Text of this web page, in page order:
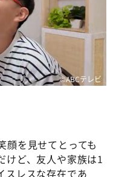
©️ABCテレビ
顔を見せてとっても
けど、友人や家族は1
スレスな存在であ